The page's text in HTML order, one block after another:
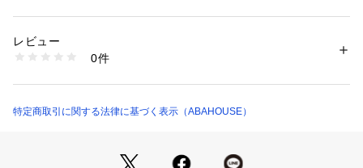
ら存在感を発揮。
裏毛（裏パイル）素材は通気性と柔らかさを兼ね備え、ライト
レイヤードの楽しみも無限大。
90sムードをまといながら、今っぽいシルエットでアップデー
素材：コットン
商品番号：
04510030001 （ショップ）
レビュー
0件
特定商取引に関する法律に基づく表示（ABAHOUSE）